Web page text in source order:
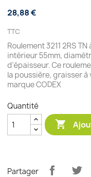
28,88 €
TTC
Roulement 3211 2RS
intérieur 55mm,
d'épaisseur. Ce
la poussière, graisser à
marque CODEX
Quantité

Partager